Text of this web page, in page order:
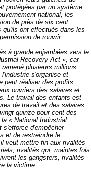
protégées par un système
national, les
de près de six cent
qu'ils ont effectués dans les
de rouvrir.
à grande enjambées vers le
Recovery Act », car
plusieurs millions
s'organise et
peut réaliser des profits
ouvriers des salaires et
Le travail des enfants est
de travail et des salaires
quinze pour cent des
« National Industrial
s'efforce d'empêcher
et de restreindre le
veut mettre fin aux rivalités
rivalités qui, maintes fois
les gangsters, rivalités
la victime.